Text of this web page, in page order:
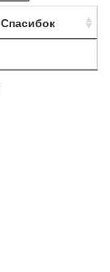
Спасибок